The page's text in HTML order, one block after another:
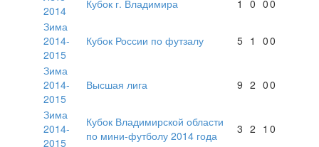
2014
Кубок г. Владимира 1 0 00
Зима
2014-
2015
Кубок России по футзалу 5 1 00
Зима
2014-
2015
Высшая лига 9 2 00
Зима
2014-
2015
Кубок Владимирской области
по мини-футболу 2014 года
3 2 1 0